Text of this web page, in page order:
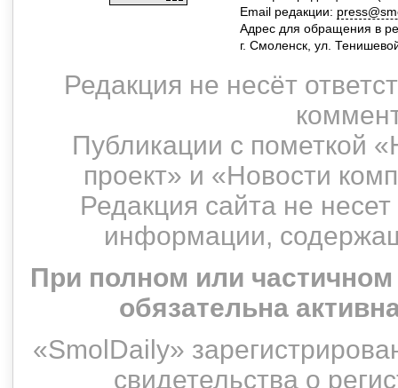
Email редакции:
Адрес для обращения в
г. Смоленск, ул.
Редакция не несёт
Публикации с пометкой
проект» и «Новости
Редакция сайта не
информации,
При полном или
обязательна
«SmolDaily»
свидетельства о